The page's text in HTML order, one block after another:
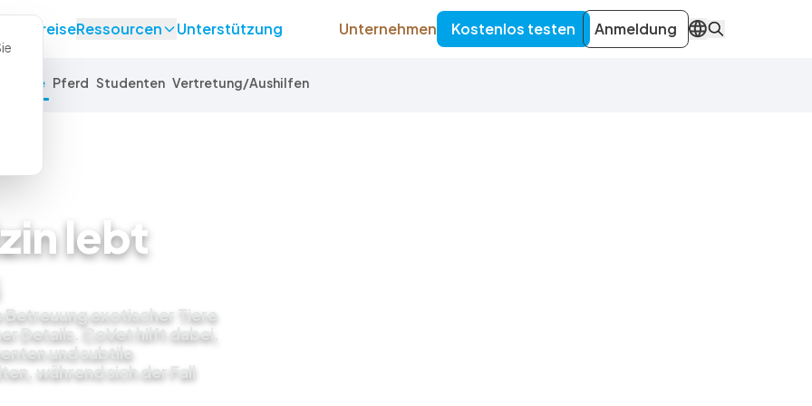
PreiseRessourcen Unterstützung Unternehmen Kostenlos testen Anmeldung DE
Tiere Pferd Studenten Vertretung/Aushilfen
lebt
Betreuung exotischer Tiere
Details. CoVet hilft dabei,
und subtile
während sich der Fall